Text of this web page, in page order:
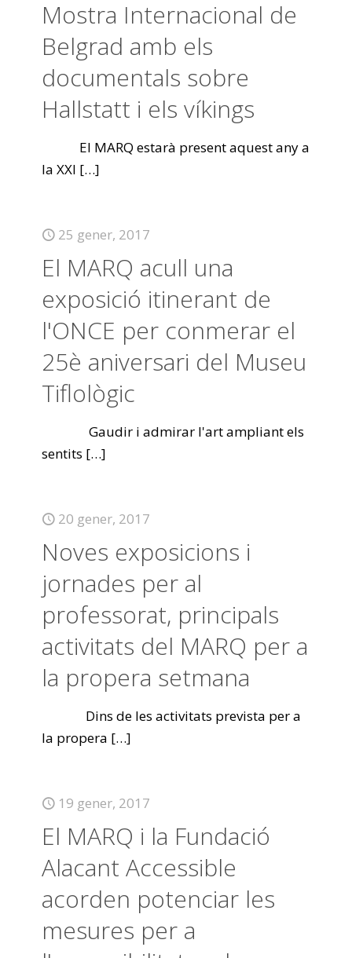
Mostra Internacional de
Belgrad amb els
documentals sobre
Hallstatt i els víkings
El MARQ estarà present aquest any a
la XXI […]
25 gener, 2017
El MARQ acull una
exposició itinerant de
l'ONCE per conmerar el
25è aniversari del Museu
Tiflològic
Gaudir i admirar l'art ampliant els
sentits […]
20 gener, 2017
Noves exposicions i
jornades per al
professorat, principals
activitats del MARQ per a
la propera setmana
Dins de les activitats prevista per a
la propera […]
19 gener, 2017
El MARQ i la Fundació
Alacant Accessible
acorden potenciar les
mesures per a